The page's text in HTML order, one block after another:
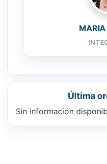
MARIA
Última
Sin información